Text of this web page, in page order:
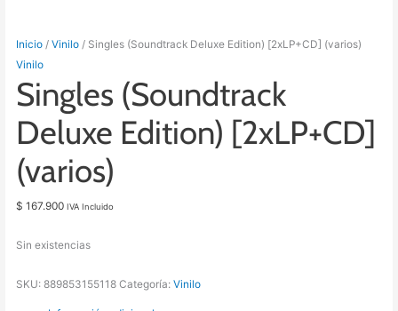
Inicio /Vinilo / Singles (Soundtrack Deluxe Edition) [2xLP+CD] (varios)
Vinilo
Singles (Soundtrack
Deluxe Edition) [2xLP+CD]
(varios)
$ 167.900 IVA Incluido
Sin existencias
SKU:889853155118 Categoría:Vinilo